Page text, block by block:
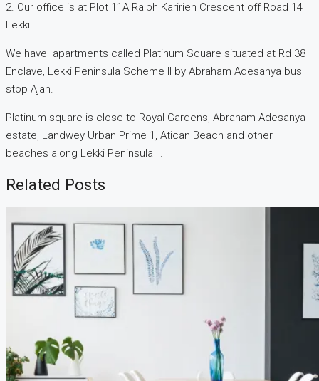
2. Our office is at Plot 11A Ralph Karirien Crescent off Road 14
Lekki.
We have apartments called Platinum Square situated at Rd 38
Enclave, Lekki Peninsula Scheme II by Abraham Adesanya bus
stop Ajah.
Platinum square is close to Royal Gardens, Abraham Adesanya
estate, Landwey Urban Prime 1, Atican Beach and other
beaches along Lekki Peninsula II.
Related Posts